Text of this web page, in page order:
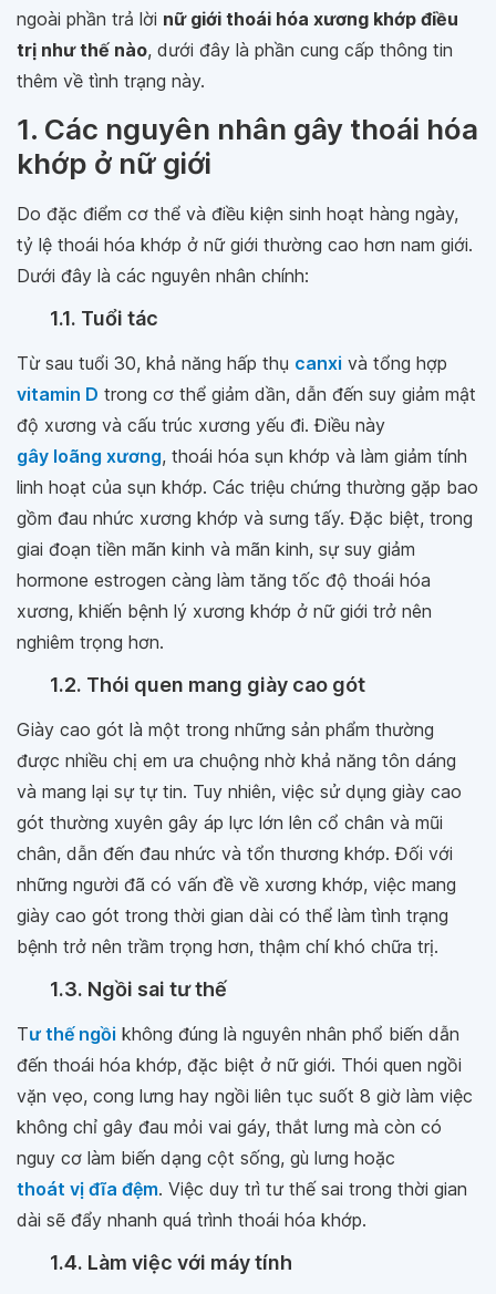
ngoài phần trả lời nữ giới thoái hóa xương khớp điều
trị như thế nào, dưới đây là phần cung cấp thông tin
thêm về tình trạng này.
1. Các nguyên nhân gây thoái hóa
khớp ở nữ giới
Do đặc điểm cơ thể và điều kiện sinh hoạt hàng ngày,
tỷ lệ thoái hóa khớp ở nữ giới thường cao hơn nam giới.
Dưới đây là các nguyên nhân chính:
1.1. Tuổi tác
Từ sau tuổi 30, khả năng hấp thụ canxi và tổng hợp
vitamin D trong cơ thể giảm dần, dẫn đến suy giảm mật
độ xương và cấu trúc xương yếu đi. Điều này
gây loãng xương, thoái hóa sụn khớp và làm giảm tính
linh hoạt của sụn khớp. Các triệu chứng thường gặp bao
gồm đau nhức xương khớp và sưng tấy. Đặc biệt, trong
giai đoạn tiền mãn kinh và mãn kinh, sự suy giảm
hormone estrogen càng làm tăng tốc độ thoái hóa
xương, khiến bệnh lý xương khớp ở nữ giới trở nên
nghiêm trọng hơn.
1.2. Thói quen mang giày cao gót
Giày cao gót là một trong những sản phẩm thường
được nhiều chị em ưa chuộng nhờ khả năng tôn dáng
và mang lại sự tự tin. Tuy nhiên, việc sử dụng giày cao
gót thường xuyên gây áp lực lớn lên cổ chân và mũi
chân, dẫn đến đau nhức và tổn thương khớp. Đối với
những người đã có vấn đề về xương khớp, việc mang
giày cao gót trong thời gian dài có thể làm tình trạng
bệnh trở nên trầm trọng hơn, thậm chí khó chữa trị.
1.3. Ngồi sai tư thế
Tư thế ngồi không đúng là nguyên nhân phổ biến dẫn
đến thoái hóa khớp, đặc biệt ở nữ giới. Thói quen ngồi
vặn vẹo, cong lưng hay ngồi liên tục suốt 8 giờ làm việc
không chỉ gây đau mỏi vai gáy, thắt lưng mà còn có
nguy cơ làm biến dạng cột sống, gù lưng hoặc
thoát vị đĩa đệm. Việc duy trì tư thế sai trong thời gian
dài sẽ đẩy nhanh quá trình thoái hóa khớp.
1.4. Làm việc với máy tính